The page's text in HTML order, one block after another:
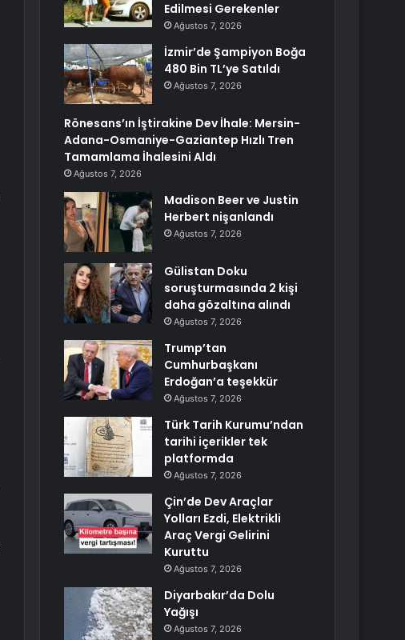
Edilmesi Gerekenler
Ağustos 7, 2026
İzmir’de Şampiyon Boğa
480 Bin TL’ye Satıldı
Ağustos 7, 2026
Rönesans’ın İştirakine Dev İhale: Mersin-
Adana-Osmaniye-Gaziantep Hızlı Tren
Tamamlama İhalesini Aldı
Ağustos 7, 2026
Madison Beer ve Justin
Herbert nişanlandı
Ağustos 7, 2026
Gülistan Doku
soruşturmasında 2 kişi
daha gözaltına alındı
Ağustos 7, 2026
Trump’tan
Cumhurbaşkanı
Erdoğan’a teşekkür
Ağustos 7, 2026
Türk Tarih Kurumu’ndan
tarihi içerikler tek
platformda
Ağustos 7, 2026
Çin’de Dev Araçlar
Yolları Ezdi, Elektrikli
Araç Vergi Gelirini
Kuruttu
Ağustos 7, 2026
Diyarbakır’da Dolu
Yağışı
Ağustos 7, 2026